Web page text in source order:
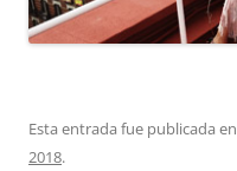
Esta entrada fue publicada en
2018.